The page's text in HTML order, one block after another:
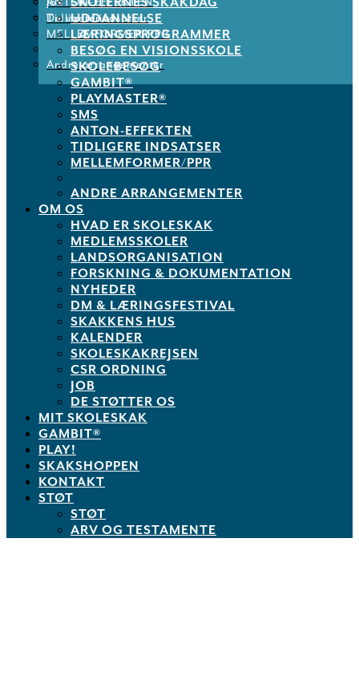
Tidligere indsatser
MELLEMFORMER/PPR
Andre arrangementer
De støtter os
UDDANNELSE
LÆRINGSPROGRAMMER
BESØG EN VISIONSSKOLE
SKOLEBESØG
GAMBIT®
PLAYMASTER®
SMS
ANTON-EFFEKTEN
TIDLIGERE INDSATSER
MELLEMFORMER/PPR
ANDRE ARRANGEMENTER
OM OS
HVAD ER SKOLESKAK
MEDLEMSSKOLER
LANDSORGANISATION
FORSKNING & DOKUMENTATION
NYHEDER
DM & LÆRINGSFESTIVAL
SKAKKENS HUS
KALENDER
SKOLESKAKREJSEN
CSR ORDNING
JOB
DE STØTTER OS
MIT SKOLESKAK
GAMBIT®
PLAY!
SKAKSHOPPEN
KONTAKT
STØT
STØT
ARV OG TESTAMENTE